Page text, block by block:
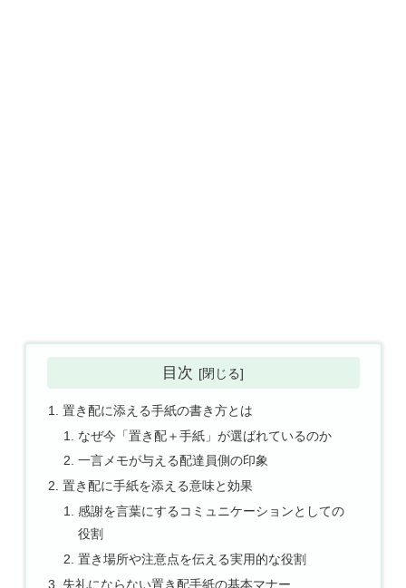
目次
置き配に添える手紙の書き方とは
なぜ今「置き配＋手紙」が選ばれているのか
一言メモが与える配達員側の印象
置き配に手紙を添える意味と効果
感謝を言葉にするコミュニケーションとしての
役割
置き場所や注意点を伝える実用的な役割
失礼にならない置き配手紙の基本マナー